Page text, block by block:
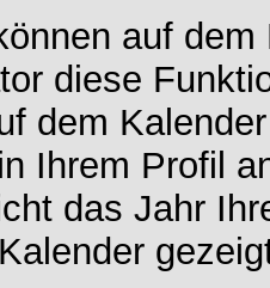
auf
diese
dem
Ihrem Profil
das Jahr